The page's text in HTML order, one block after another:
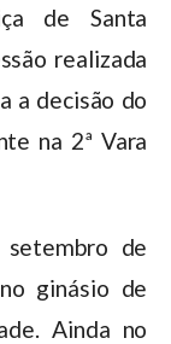
de Santa
realizada
a decisão do
na 2ª Vara
de
ginásio de
Ainda no